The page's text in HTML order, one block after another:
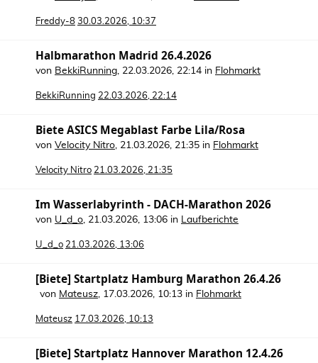
Freddy-8 30.03.2026, 10:37
Halbmarathon Madrid 26.4.2026
von BekkiRunning, 22.03.2026, 22:14 in Flohmarkt
BekkiRunning 22.03.2026, 22:14
Biete ASICS Megablast Farbe Lila/Rosa
von Velocity Nitro, 21.03.2026, 21:35 in Flohmarkt
Velocity Nitro 21.03.2026, 21:35
Im Wasserlabyrinth - DACH-Marathon 2026
von U_d_o, 21.03.2026, 13:06 in Laufberichte
U_d_o 21.03.2026, 13:06
[Biete] Startplatz Hamburg Marathon 26.4.26
von Mateusz, 17.03.2026, 10:13 in Flohmarkt
Mateusz 17.03.2026, 10:13
[Biete] Startplatz Hannover Marathon 12.4.26